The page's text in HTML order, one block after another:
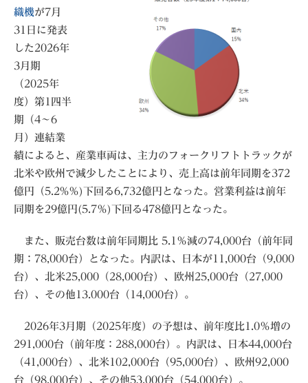
織機が7月
31日に発表
した2026年
3月期
（2025年
度）第1四半
期（4〜6
月）連結業
績によると、産業車両は、主力のフォークリフトトラックが
北米や欧州で減少したことにより、売上高は前年同期を372
億円（5.2%％)下回る6,732億円となった。営業利益は前年
同期を29億円(5.7％)下回る478億円となった。
また、販売台数は前年同期比 5.1％減の74,000台（前年同
期：78,000台）となった。内訳は、日本が11,000台（9,000
台）、北米25,000（28,000台）、欧州25,000台（27,000
台）、その他13.000台（14,000台）。
2026年3月期（2025年度）の予想は、前年度比1.0％増の
291,000台（前年度：288,000台）。内訳は、日本44,000台
（41,000台）、北米102,000台（95,000台）、欧州92,000
台（98,000台）、その他53,000台（54,000台）。